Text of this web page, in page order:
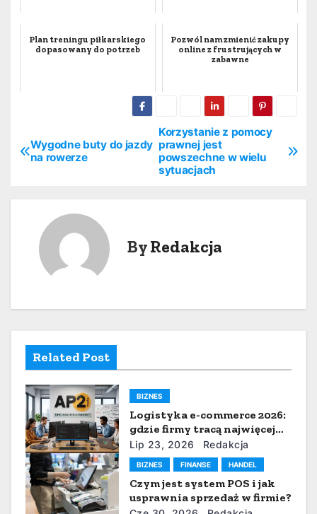
Plan treningu piłkarskiego
dopasowany do potrzeb
Pozwól nam zmienić zakupy
online z frustrujących w
zabawne
N
c
a
w
p
i
s
u
Korzystanie z pomocy
prawnej jest
powszechne w wielu
sytuacjach
Wygodne buty do jazdy
na rowerze
ByRedakcja
Related Post
BIZNES
Logistyka e-commerce 2026:
gdzie firmy tracą najwięcej
czasu i pieniędzy
Lip 23, 2026 Redakcja
BIZNES FINANSE HANDEL
Czym jest system POS i jak
usprawnia sprzedaż w firmie?